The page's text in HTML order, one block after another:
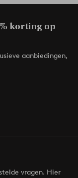
korting op
aanbiedingen,
vragen. Hier